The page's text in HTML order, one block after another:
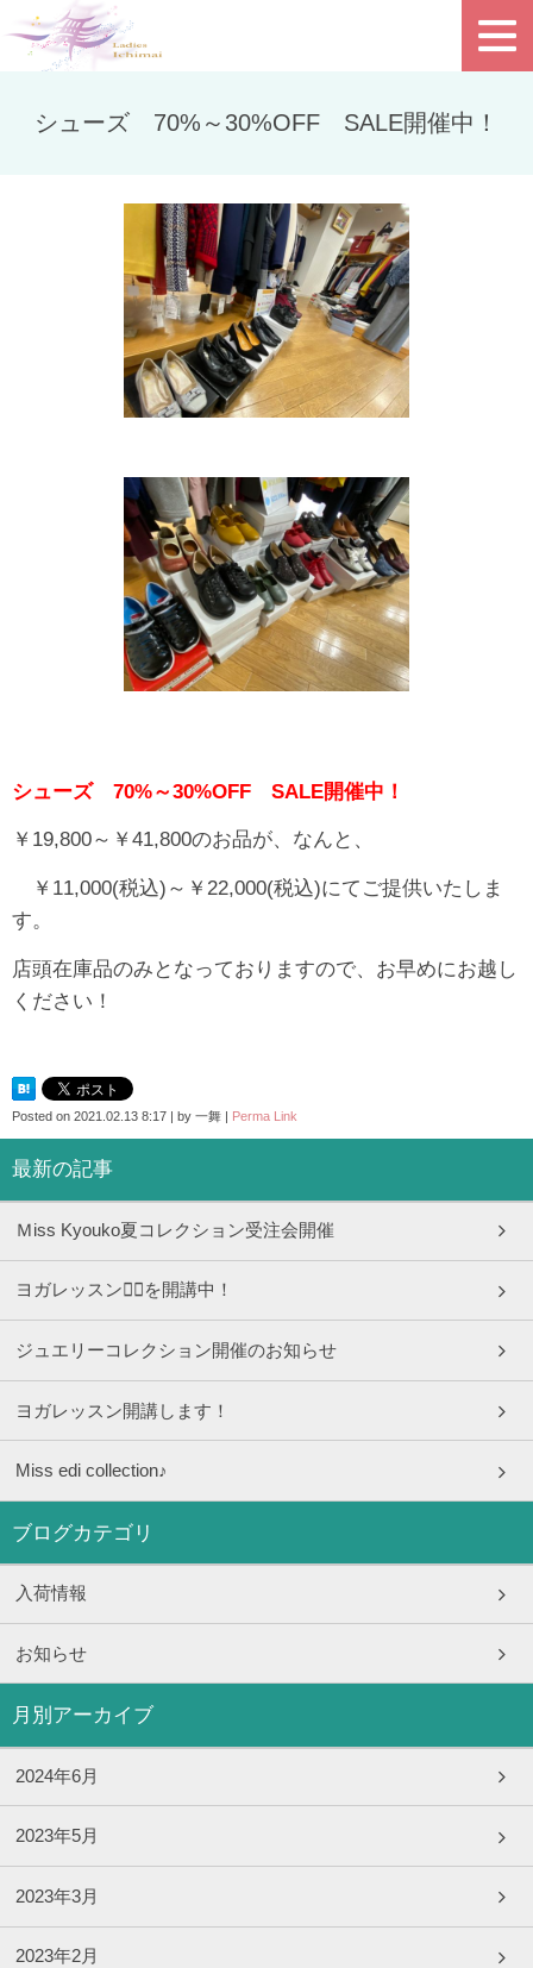
シューズ 70%～30%OFF SALE開催中！
シューズ 70%～30%OFF SALE開催中！
￥19,800～￥41,800のお品が、なんと、
￥11,000(税込)～￥22,000(税込)にてご提供いたしま
す。
店頭在庫品のみとなっておりますので、お早めにお越し
ください！
Posted on 2021.02.13 8:17 | by 一舞 | Perma Link
最新の記事
Ｍiss Kyouko夏コレクション受注会開催
ヨガレッスン🧘‍♀️を開講中！
ジュエリーコレクション開催のお知らせ
ヨガレッスン開講します！
Miss edi collection♪
ブログカテゴリ
入荷情報
お知らせ
月別アーカイブ
2024年6月
2023年5月
2023年3月
2023年2月